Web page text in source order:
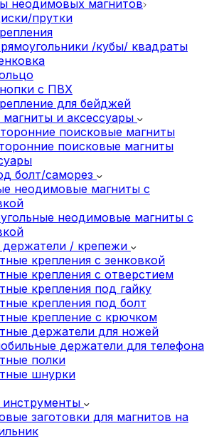
неодимовых магнитов
прутки
/кубы/ квадраты
с ПВХ
для бейджей
и аксессуары
поисковые магниты
поисковые магниты
болт/саморез
неодимовые магниты с
неодимовые магниты с
/ крепежи
крепления с зенковкой
крепления с отверстием
крепления под гайку
крепления под болт
крепление с крючком
держатели для ножей
держатели для телефона
полки
шнурки
заготовки для магнитов на